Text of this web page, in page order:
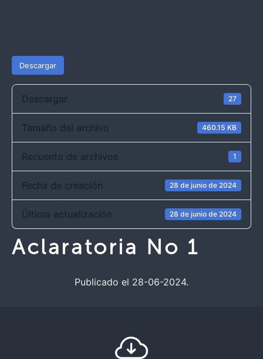
Descargar
Descargar 27
Tamaño del archivo 460.15 KB
Recuento de archivos 1
Fecha de creación 28 de junio de 2024
Última actualización 28 de junio de 2024
Aclaratoria No 1
Publicado el 28-06-2024.